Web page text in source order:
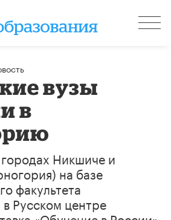
вузы
в
городах Никшиче и
на базе
факультета
Русском центре